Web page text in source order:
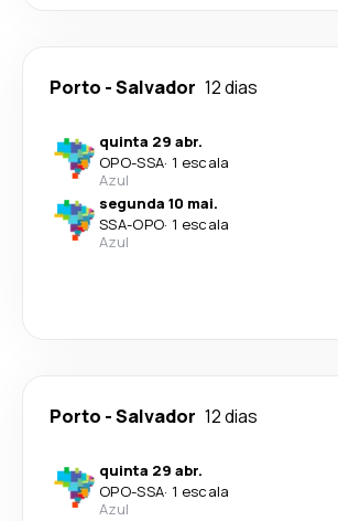
Porto -Salvador 12 dias
quinta 29 abr.
OPO-SSA· 1 escala
Azul
segunda 10 mai.
SSA-OPO· 1 escala
Azul
Porto -Salvador 12 dias
quinta 29 abr.
OPO-SSA· 1 escala
Azul